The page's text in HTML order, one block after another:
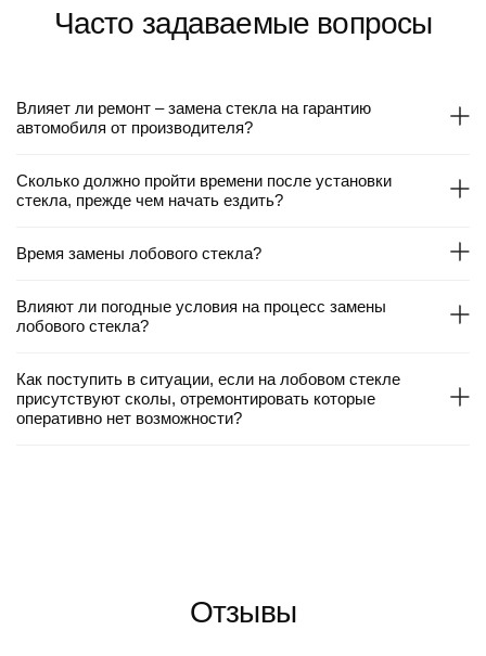
Часто задаваемые вопросы
Влияет ли ремонт – замена стекла на гарантию
автомобиля от производителя?
Сколько должно пройти времени после установки
стекла, прежде чем начать ездить?
Время замены лобового стекла?
Влияют ли погодные условия на процесс замены
лобового стекла?
Как поступить в ситуации, если на лобовом стекле
присутствуют сколы, отремонтировать которые
оперативно нет возможности?
Отзывы